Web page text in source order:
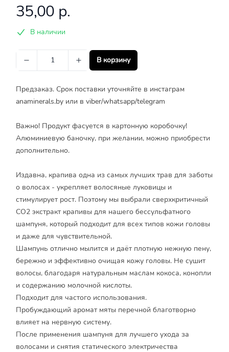
35,00 р.
В наличии
В корзину
Предзаказ. Срок поставки уточняйте в инстаграм
anaminerals.by или в viber/whatsapp/telegram
Важно! Продукт фасуется в картонную коробочку!
Алюминиевую баночку, при желании, можно приобрести
дополнительно.
Издавна, крапива одна из самых лучших трав для заботы
о волосах - укрепляет волосяные луковицы и
стимулирует рост. Поэтому мы выбрали сверхкритичный
CO2 экстракт крапивы для нашего бессульфатного
шампуня, который подходит для всех типов кожи головы
и даже для чувствительной.
Шампунь отлично мылится и даёт плотную нежную пену,
бережно и эффективно очищая кожу головы. Не сушит
волосы, благодаря натуральным маслам кокоса, конопли
и содержанию молочной кислоты.
Подходит для частого использования.
Пробуждающий аромат мяты перечной благотворно
влияет на нервную систему.
После применения шампуня для лучшего ухода за
волосами и снятия статического электричества